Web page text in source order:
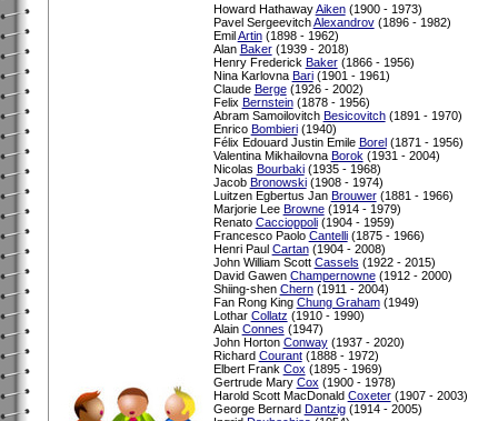
Howard HathawayAiken(1900 - 1973)
Pavel SergeevitchAlexandrov(1896 - 1982)
EmilArtin(1898 - 1962)
Alan Baker(1939 - 2018)
Henry Frederick Baker(1866 - 1956)
Nina Karlovna Bari(1901 - 1961)
Claude Berge(1926 - 2002)
Felix Bernstein(1878 - 1956)
Abram Samoilovitch Besicovitch(1891 - 1970)
Enrico Bombieri(1940)
Félix Edouard Justin Emile Borel(1871 - 1956)
Valentina Mikhailovna Borok (1931 - 2004)
Nicolas Bourbaki(1935 - 1968)
Jacob Bronowski(1908 - 1974)
Luitzen Egbertus Jan Brouwer(1881 - 1966)
Marjorie Lee Browne(1914 - 1979)
Renato Caccioppoli(1904 - 1959)
Francesco Paolo Cantelli(1875 - 1966)
Henri Paul Cartan(1904 - 2008)
John William Scott Cassels (1922 - 2015)
David Gawen Champernowne(1912 - 2000)
Shiing-shen Chern(1911 - 2004)
Fan Rong King Chung Graham(1949)
Lothar Collatz (1910 - 1990)
Alain Connes (1947)
John Horton Conway(1937 - 2020)
Richard Courant(1888 - 1972)
Elbert Frank Cox (1895 - 1969)
Gertrude Mary Cox (1900 - 1978)
Harold Scott MacDonald Coxeter(1907 - 2003)
George Bernard Dantzig(1914 - 2005)